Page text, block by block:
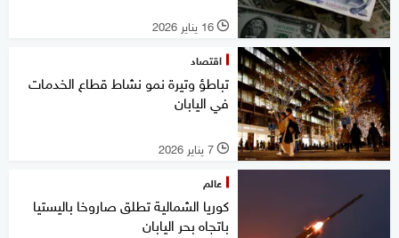
l 16 يناير 2026
اقتصاد
تباطؤ وتيرة نمو نشاط قطاع الخدمات
في اليابان
l 7 يناير 2026
عالم
كوريا الشمالية تطلق صاروخا باليستيا
باتجاه بحر اليابان